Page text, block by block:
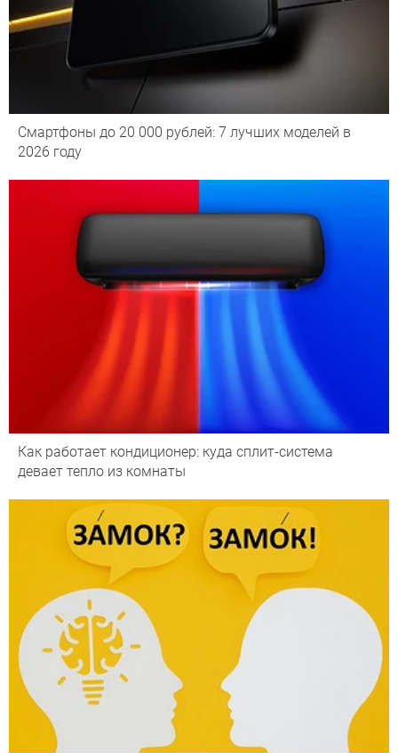
Смартфоны до 20 000 рублей: 7 лучших моделей в
2026 году
Как работает кондиционер: куда сплит-система
девает тепло из комнаты